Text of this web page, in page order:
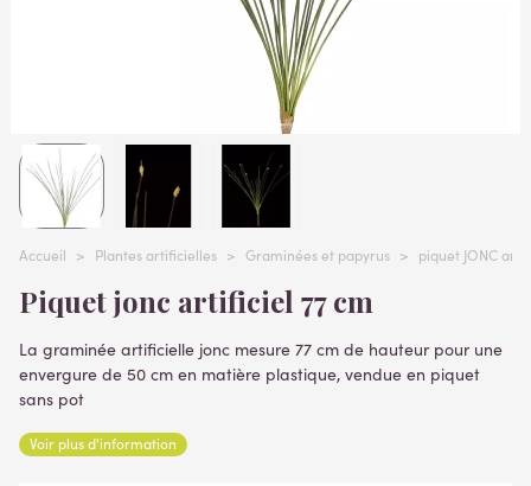
Accueil > Plantes artificielles > Graminées et papyrus > piquet JONC
Piquet jonc artificiel 77 cm
La graminée artificielle jonc mesure 77 cm de hauteur pour une
envergure de 50 cm en matière plastique, vendue en piquet
sans pot
Voir plus d'information